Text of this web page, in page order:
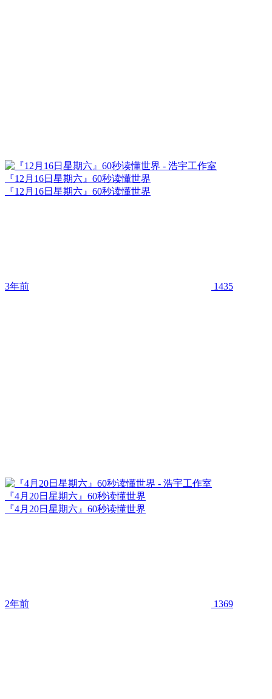
『12月16日星期六』60秒读懂世界
『12月16日星期六』60秒读懂世界
3年前 1435
『4月20日星期六』60秒读懂世界
『4月20日星期六』60秒读懂世界
2年前 1369